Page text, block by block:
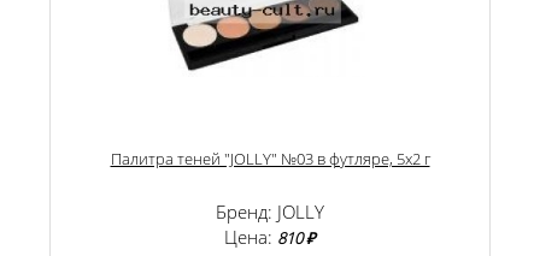
Палитра теней "JOLLY" №03 в футляре, 5х2 г
Бренд: JOLLY
Цена: 810 ₽